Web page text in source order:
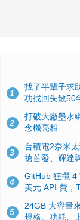
1
找了半輩子求
功找回失散50
2
打破大廠墨水
念機亮相
3
台積電2奈米
搶首發、輝達
4
GitHub 狂攬 4
美元 API 費，
5
24GB 大容量
規格、功耗、